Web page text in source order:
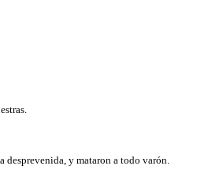
desprevenida, y mataron a todo varón.